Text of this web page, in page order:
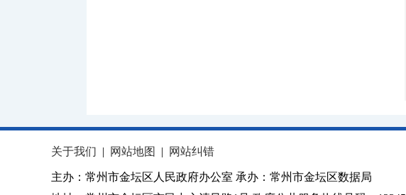
关于我们 | 网站地图 | 网站纠错
主办：常州市金坛区人民政府办公室 承办：常州市金坛区数据局